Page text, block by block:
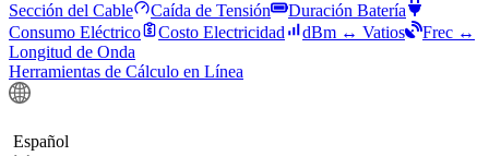
Sección del Cable
Caída de Tensión
Duración Batería
Consumo Eléctrico
Costo Electricidad dBm ↔ Vatios
Frec ↔
Longitud de Onda
Herramientas de Cálculo en Línea
Español